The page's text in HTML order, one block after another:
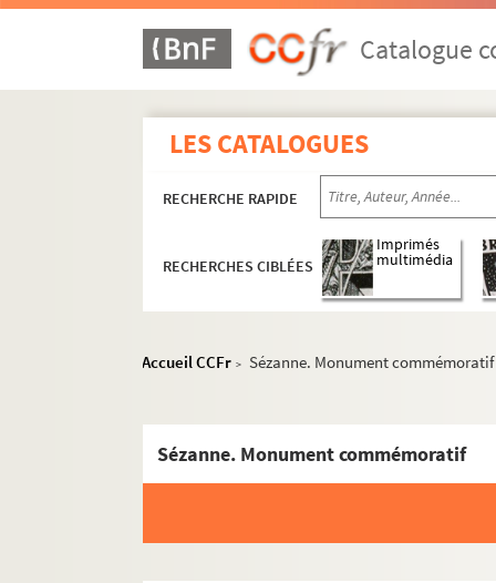
Catalogue
LES CATALOGUES
RECHERCHE RAPIDE
RECHERCHES CIBLÉES
Imprimés
multimédia
Accueil CCFr > Sézanne. Monument commémoratif
Sézanne. Monument commémoratif